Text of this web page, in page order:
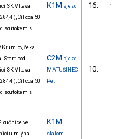
SK Vltava
), Cíl cca 50
soutokem s
K1M sjezd 16. 1/ZM
Krumlov, řeka
Start pod
SK Vltava
), Cíl cca 50
soutokem s
C2M sjezd
MATUŠINEC
Petr
10.
ve
u mlýna
K1M
slalom